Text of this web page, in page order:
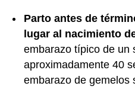
Parto antes de
lugar al nacimiento
embarazo típico de un
aproximadamente 40
embarazo de gemelos